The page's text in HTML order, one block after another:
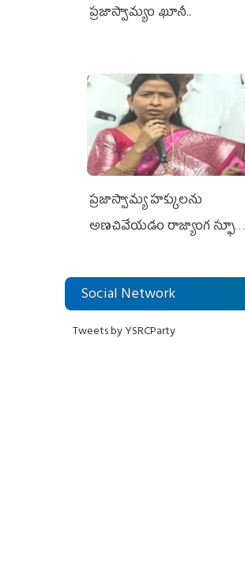
ప్రజాస్వామ్యం ఖూనీ..
ప్రజాస్వామ్య హక్కులను
అణచివేయడం రాజ్యాంగ స్ఫూర్తికి
Social Network
Tweets by YSRCParty